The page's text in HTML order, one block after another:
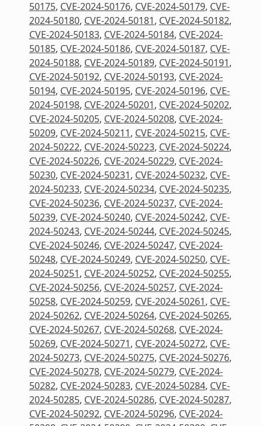
50175, CVE-2024-50176, CVE-2024-50179, CVE-
2024-50180, CVE-2024-50181, CVE-2024-50182,
CVE-2024-50183, CVE-2024-50184, CVE-2024-
50185, CVE-2024-50186, CVE-2024-50187, CVE-
2024-50188, CVE-2024-50189, CVE-2024-50191,
CVE-2024-50192, CVE-2024-50193, CVE-2024-
50194, CVE-2024-50195, CVE-2024-50196, CVE-
2024-50198, CVE-2024-50201, CVE-2024-50202,
CVE-2024-50205, CVE-2024-50208, CVE-2024-
50209, CVE-2024-50211, CVE-2024-50215, CVE-
2024-50222, CVE-2024-50223, CVE-2024-50224,
CVE-2024-50226, CVE-2024-50229, CVE-2024-
50230, CVE-2024-50231, CVE-2024-50232, CVE-
2024-50233, CVE-2024-50234, CVE-2024-50235,
CVE-2024-50236, CVE-2024-50237, CVE-2024-
50239, CVE-2024-50240, CVE-2024-50242, CVE-
2024-50243, CVE-2024-50244, CVE-2024-50245,
CVE-2024-50246, CVE-2024-50247, CVE-2024-
50248, CVE-2024-50249, CVE-2024-50250, CVE-
2024-50251, CVE-2024-50252, CVE-2024-50255,
CVE-2024-50256, CVE-2024-50257, CVE-2024-
50258, CVE-2024-50259, CVE-2024-50261, CVE-
2024-50262, CVE-2024-50264, CVE-2024-50265,
CVE-2024-50267, CVE-2024-50268, CVE-2024-
50269, CVE-2024-50271, CVE-2024-50272, CVE-
2024-50273, CVE-2024-50275, CVE-2024-50276,
CVE-2024-50278, CVE-2024-50279, CVE-2024-
50282, CVE-2024-50283, CVE-2024-50284, CVE-
2024-50285, CVE-2024-50286, CVE-2024-50287,
CVE-2024-50292, CVE-2024-50296, CVE-2024-